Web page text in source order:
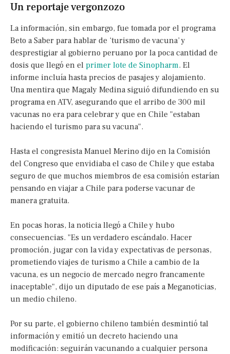
Un reportaje vergonzozo
La información, sin embargo, fue tomada por el programa
Beto a Saber para hablar de ‘turismo de vacuna’ y
desprestigiar al gobierno peruano por la poca cantidad de
dosis que llegó en el primer lote de Sinopharm. El
informe incluía hasta precios de pasajes y alojamiento.
Una mentira que Magaly Medina siguió difundiendo en su
programa en ATV, asegurando que el arribo de 300 mil
vacunas no era para celebrar y que en Chile "estaban
haciendo el turismo para su vacuna".
Hasta el congresista Manuel Merino dijo en la Comisión
del Congreso que envidiaba el caso de Chile y que estaba
seguro de que muchos miembros de esa comisión estarían
pensando en viajar a Chile para poderse vacunar de
manera gratuita.
En pocas horas, la noticia llegó a Chile y hubo
consecuencias. "Es un verdadero escándalo. Hacer
promoción, jugar con la vida y expectativas de personas,
prometiendo viajes de turismo a Chile a cambio de la
vacuna, es un negocio de mercado negro francamente
inaceptable", dijo un diputado de ese país a Meganoticias,
un medio chileno.
Por su parte, el gobierno chileno también desmintió tal
información y emitió un decreto haciendo una
modificación: seguirán vacunando a cualquier persona